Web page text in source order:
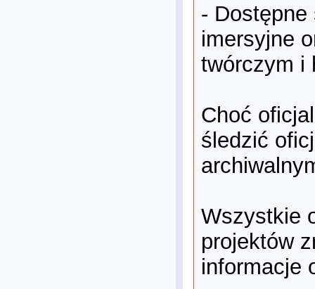
-
imersyjne
twórczym i
Choć
śledzić
Wszystkie
projektów
informacje